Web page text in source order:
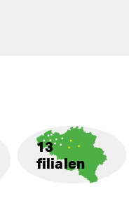
13
filialen